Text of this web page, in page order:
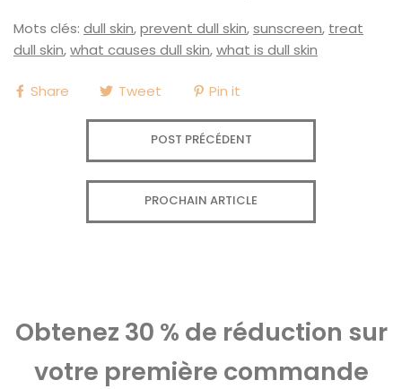
Mots clés: dull skin,prevent dull skin,sunscreen, treat
dull skin,what causes dull skin,what is dull skin
Share Tweet Pin it
POST PRÉCÉDENT
PROCHAIN ARTICLE
Obtenez 30 % de réduction sur
votre première commande